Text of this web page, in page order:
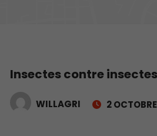
Insectes contre insectes
WILLAGRI 2